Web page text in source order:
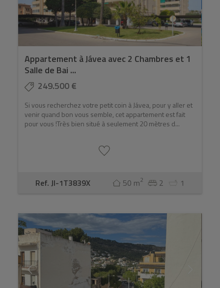
Appartement à Jávea avec 2 Chambres et 1
Salle de Bai ...
249.500 €
Si vous recherchez votre petit coin à Jávea, pour y aller et
venir quand bon vous semble, cet appartement est fait
pour vous !Très bien situé à seulement 20 mètres d...
Ref. JI-1T3839X 50 m2 2 1